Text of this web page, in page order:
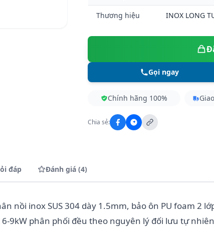
Thương hiệu INOX LONG
Gọi ngay
Chính hãng 100%
Chia sẻ:
đáp Đánh giá (4)
nồi inox SUS 304 dày 1.5mm, bảo ôn PU foam 2
9kW phân phối đều theo nguyên lý đối lưu tự